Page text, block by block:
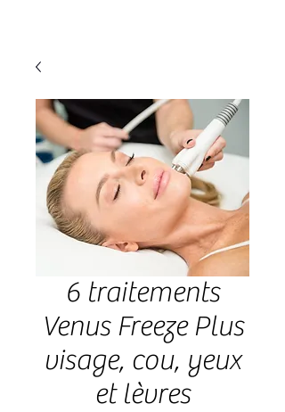
6 traitements
Venus Freeze Plus
visage, cou, yeux
et lèvres